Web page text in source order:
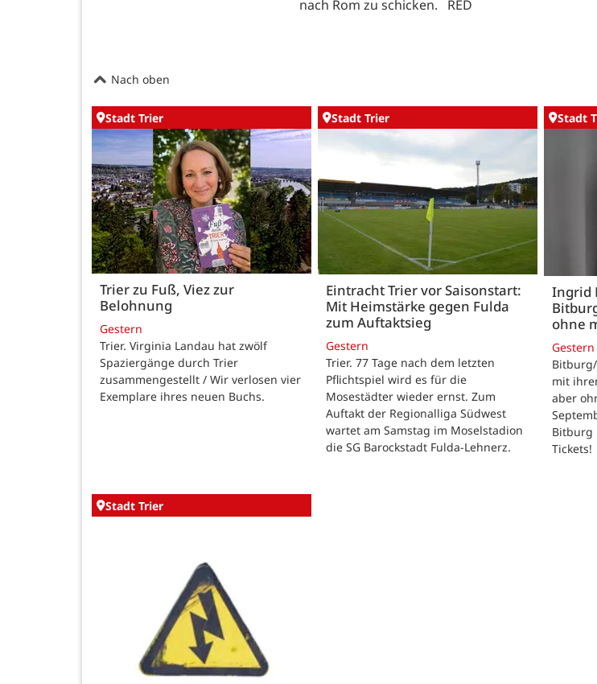
nach Rom zu schicken. RED
Nach oben
Stadt Trier
Trier zu Fuß, Viez zur
Belohnung
Gestern
Trier. Virginia Landau hat zwölf
Spaziergänge durch Trier
zusammengestellt / Wir verlosen vier
Exemplare ihres neuen Buchs.
Stadt Trier
Eintracht Trier vor Saisonstart:
Mit Heimstärke gegen Fulda
zum Auftaktsieg
Gestern
Trier. 77 Tage nach dem letzten
Pflichtspiel wird es für die
Mosestädter wieder ernst. Zum
Auftakt der Regionalliga Südwest
wartet am Samstag im Moselstadion
die SG Barockstadt Fulda-Lehnerz.
Stadt
Ingrid
ohne
Gestern
mit
aber
Bitburg
Tickets!
Stadt Trier